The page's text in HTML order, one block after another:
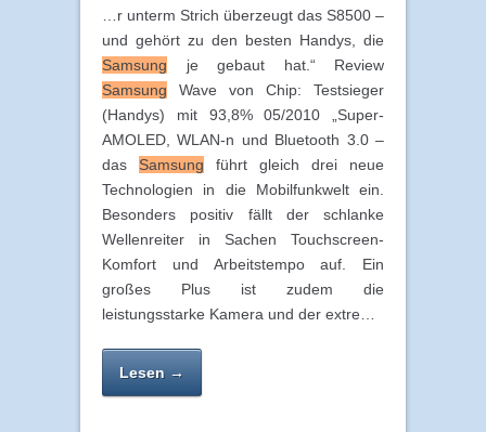
…r unterm Strich überzeugt das S8500 –
und gehört zu den besten Handys, die
Samsung je gebaut hat.“ Review
Samsung Wave von Chip: Testsieger
(Handys) mit 93,8% 05/2010 „Super-
AMOLED, WLAN-n und Bluetooth 3.0 –
das Samsung führt gleich drei neue
Technologien in die Mobilfunkwelt ein.
Besonders positiv fällt der schlanke
Wellenreiter in Sachen Touchscreen-
Komfort und Arbeitstempo auf. Ein
großes Plus ist zudem die
leistungsstarke Kamera und der extre…
Lesen →